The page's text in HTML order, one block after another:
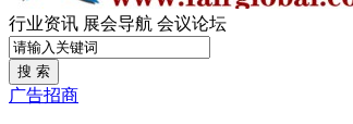
行业资讯 展会导航 会议论坛
搜 索
广告招商